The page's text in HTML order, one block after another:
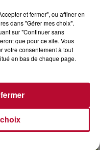
et fermer", ou affiner en
dans "Gérer mes choix".
sur "Continuer sans
que pour ce site. Vous
votre consentement à tout
en bas de chaque page.